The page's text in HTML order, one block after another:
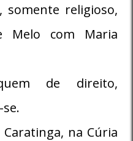
somente religioso,
Melo com Maria
de direito,
Caratinga, na Cúria